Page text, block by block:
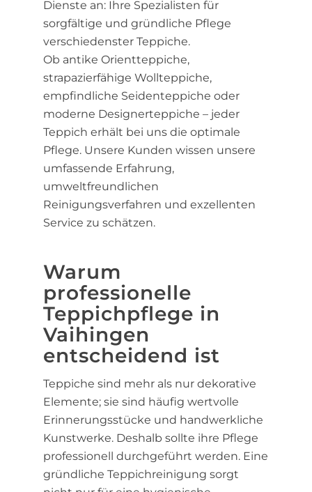
Dienste an: Ihre Spezialisten für
sorgfältige und gründliche Pflege
verschiedenster Teppiche.
Ob antike Orientteppiche,
strapazierfähige Wollteppiche,
empfindliche Seidenteppiche oder
moderne Designerteppiche – jeder
Teppich erhält bei uns die optimale
Pflege. Unsere Kunden wissen unsere
umfassende Erfahrung,
umweltfreundlichen
Reinigungsverfahren und exzellenten
Service zu schätzen.
Warum
professionelle
Teppichpflege in
Vaihingen
entscheidend ist
Teppiche sind mehr als nur dekorative
Elemente; sie sind häufig wertvolle
Erinnerungsstücke und handwerkliche
Kunstwerke. Deshalb sollte ihre Pflege
professionell durchgeführt werden. Eine
gründliche Teppichreinigung sorgt